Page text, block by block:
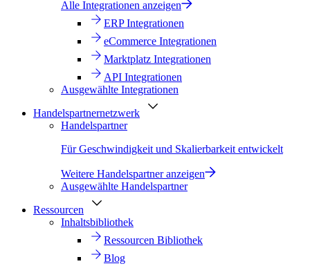
Alle Integrationen anzeigen
ERP Integrationen
eCommerce Integrationen
Marktplatz Integrationen
API Integrationen
Ausgewählte Integrationen
Handelspartnernetzwerk
Handelspartner
Für Geschwindigkeit und Skalierbarkeit entwickelt
Weitere Handelspartner anzeigen
Ausgewählte Handelspartner
Ressourcen
Inhaltsbibliothek
Ressourcen Bibliothek
Blog